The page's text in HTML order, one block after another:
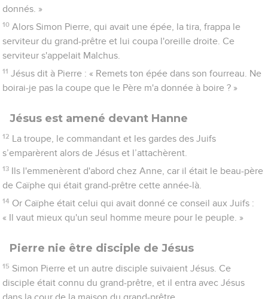
donnés. »
10 Alors Simon Pierre, qui avait une épée, la tira, frappa le
serviteur du grand-prêtre et lui coupa l'oreille droite. Ce
serviteur s'appelait Malchus.
11 Jésus dit à Pierre : « Remets ton épée dans son fourreau. Ne
boirai-je pas la coupe que le Père m'a donnée à boire ? »
Jésus est amené devant Hanne
12 La troupe, le commandant et les gardes des Juifs
s’emparèrent alors de Jésus et l’attachèrent.
13 Ils l'emmenèrent d'abord chez Anne, car il était le beau-père
de Caïphe qui était grand-prêtre cette année-là.
14 Or Caïphe était celui qui avait donné ce conseil aux Juifs :
« Il vaut mieux qu'un seul homme meure pour le peuple. »
Pierre nie être disciple de Jésus
15 Simon Pierre et un autre disciple suivaient Jésus. Ce
disciple était connu du grand-prêtre, et il entra avec Jésus
dans la cour de la maison du grand-prêtre,